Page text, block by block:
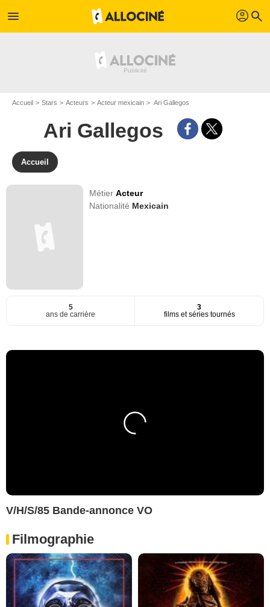
menu profil search
Accueil Stars Acteurs Acteur mexicain Ari Gallegos
Ari Gallegos
Accueil
MétierActeur
Nationalité Mexicain
5
ans de carrière
3
films et séries tournés
V/H/S/85 Bande-annonce VO
Filmographie